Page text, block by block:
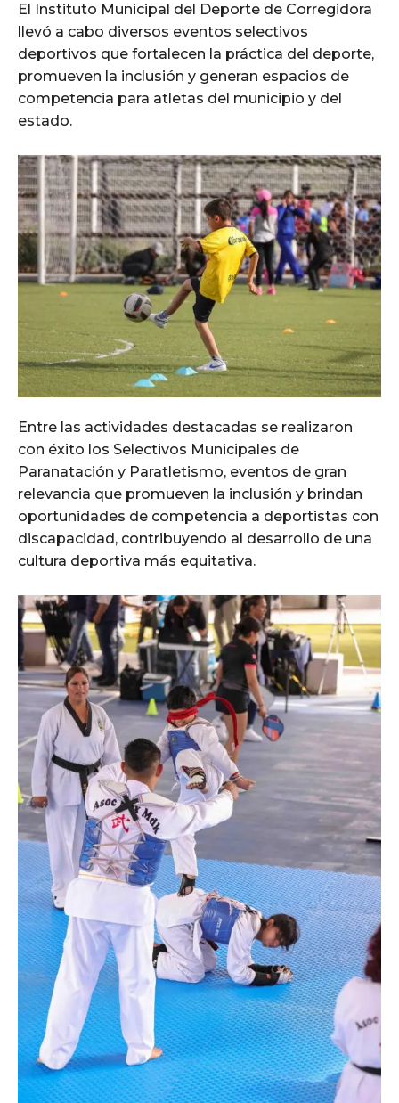
El Instituto Municipal del Deporte de Corregidora
llevó a cabo diversos eventos selectivos
deportivos que fortalecen la práctica del deporte,
promueven la inclusión y generan espacios de
competencia para atletas del municipio y del
estado.
Entre las actividades destacadas se realizaron
con éxito los Selectivos Municipales de
Paranatación y Paratletismo, eventos de gran
relevancia que promueven la inclusión y brindan
oportunidades de competencia a deportistas con
discapacidad, contribuyendo al desarrollo de una
cultura deportiva más equitativa.